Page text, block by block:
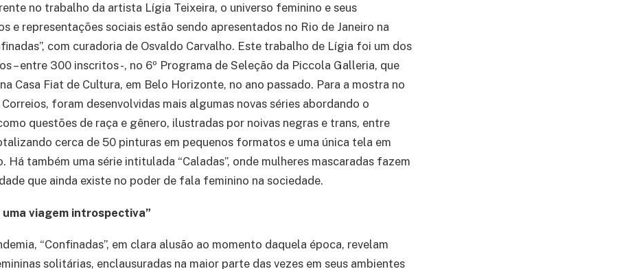
no trabalho da artista Lígia Teixeira, o universo feminino e seus
e representações sociais estão sendo apresentados no Rio de Janeiro na
com curadoria de Osvaldo Carvalho. Este trabalho de Lígia foi um dos
– entre 300 inscritos -, no 6º Programa de Seleção da Piccola Galleria, que
Casa Fiat de Cultura, em Belo Horizonte, no ano passado. Para a mostra no
foram desenvolvidas mais algumas novas séries abordando o
questões de raça e gênero, ilustradas por noivas negras e trans, entre
cerca de 50 pinturas em pequenos formatos e uma única tela em
Há também uma série intitulada “Caladas”, onde mulheres mascaradas fazem
que ainda existe no poder de fala feminino na sociedade.
uma viagem introspectiva”
“Confinadas”, em clara alusão ao momento daquela época, revelam
solitárias, enclausuradas na maior parte das vezes em seus ambientes